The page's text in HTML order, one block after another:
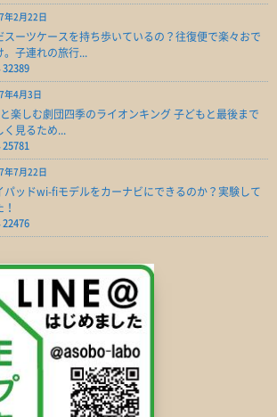
年2月22日
スーツケースを持ち歩いているの？往復便で楽々おで
。子連れの旅行...
32389
年4月3日
楽しむ劇団四季のライオンキング 子どもと最後まで
く見るため...
25781
年7月22日
パッドwi-fiモデルをカーナビにできるのか？実験して
22476